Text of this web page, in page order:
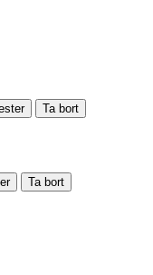
Ta bort
Ta bort